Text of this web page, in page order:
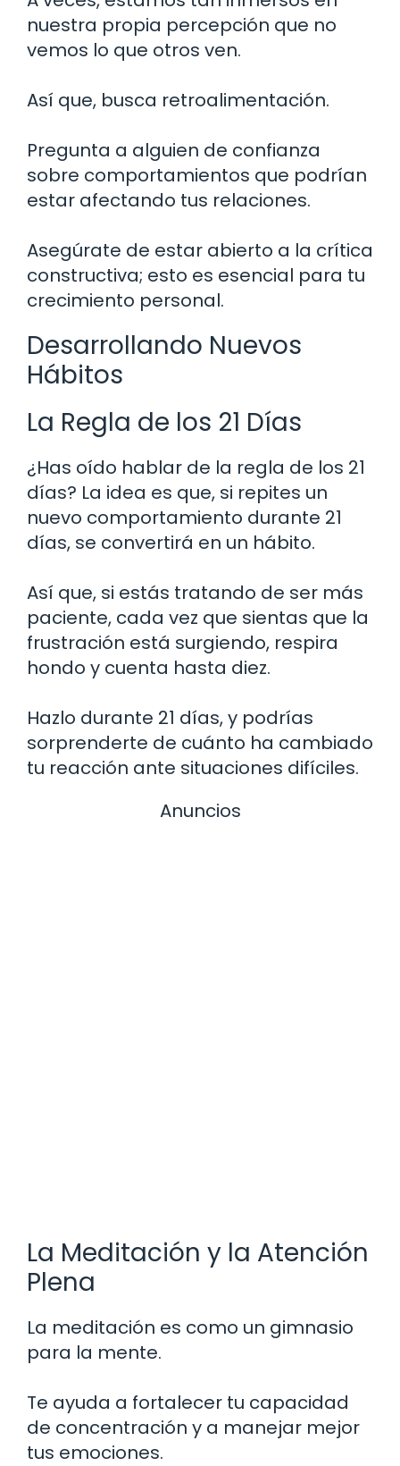
nuestra propia percepción que no
vemos lo que otros ven.
Así que, busca retroalimentación.
Pregunta a alguien de confianza
sobre comportamientos que podrían
estar afectando tus relaciones.
Asegúrate de estar abierto a la crítica
constructiva; esto es esencial para tu
crecimiento personal.
Desarrollando Nuevos
Hábitos
La Regla de los 21 Días
¿Has oído hablar de la regla de los 21
días? La idea es que, si repites un
nuevo comportamiento durante 21
días, se convertirá en un hábito.
Así que, si estás tratando de ser más
paciente, cada vez que sientas que la
frustración está surgiendo, respira
hondo y cuenta hasta diez.
Hazlo durante 21 días, y podrías
sorprenderte de cuánto ha cambiado
tu reacción ante situaciones difíciles.
Anuncios
La Meditación y la Atención
Plena
La meditación es como un gimnasio
para la mente.
Te ayuda a fortalecer tu capacidad
de concentración y a manejar mejor
tus emociones.